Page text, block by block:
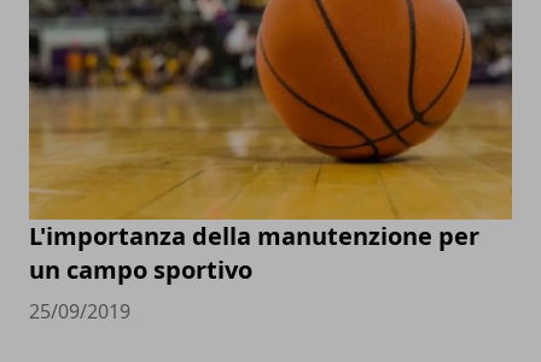
L'importanza della manutenzione per
un campo sportivo
25/09/2019